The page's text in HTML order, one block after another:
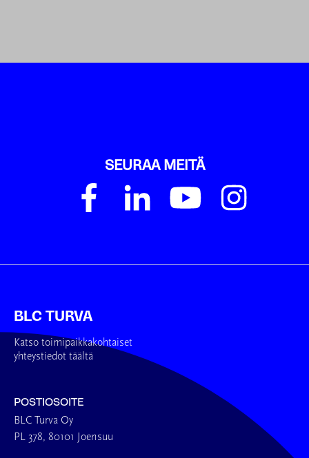
SEURAA MEITÄ
BLC TURVA
Katso toimipaikkakohtaiset
yhteystiedot täältä
POSTIOSOITE
BLC Turva Oy
PL 378, 80101 Joensuu